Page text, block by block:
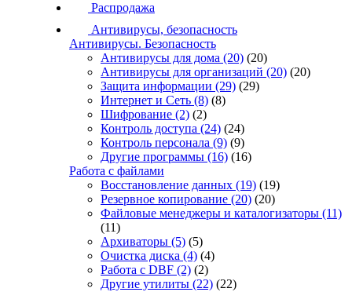
Распродажа
Антивирусы, безопасность
Антивирусы. Безопасность
Антивирусы для дома (20) (20)
Антивирусы для организаций (20) (20)
Защита информации (29) (29)
Интернет и Сеть (8) (8)
Шифрование (2) (2)
Контроль доступа (24) (24)
Контроль персонала (9) (9)
Другие программы (16) (16)
Работа с файлами
Восстановление данных (19) (19)
Резервное копирование (20) (20)
Файловые менеджеры и каталогизаторы (11)
(11)
Архиваторы (5) (5)
Очистка диска (4) (4)
Работа с DBF (2) (2)
Другие утилиты (22) (22)